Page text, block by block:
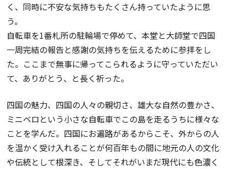
く、同時に不安な気持ちもたくさん持っていたように思
う。
自転車を1番札所の駐輪場で停めて、本堂と大師堂で四国
一周完結の報告と感謝の気持ちを伝えるために参拝をし
た。ここまで無事に帰ってこられるように守っていただい
て、ありがとう、と長く祈った。
四国の魅力、四国の人々の親切さ、雄大な自然の豊かさ、
ミニベロという小さな自転車でこの島を走るうちに様々な
ことを学んだ。四国にお遍路があるからこそ、外からの人
を温かく受け入れることが何百年もの間に地元の人の文化
や伝統として根深き、そしてそれがいまだ現代にも色濃く